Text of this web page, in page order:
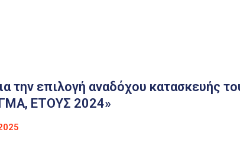
την επιλογή αναδόχου
ΕΤΟΥΣ 2024»